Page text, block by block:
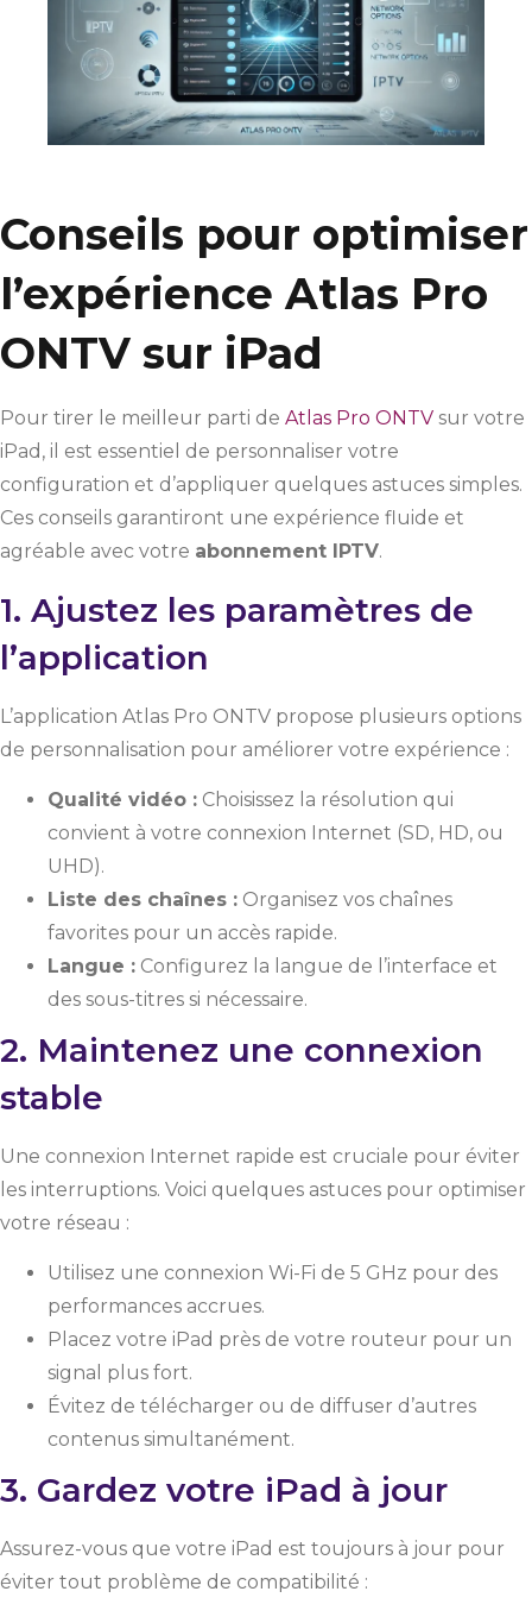
Conseils pour optimiser
l’expérience Atlas Pro
ONTV sur iPad
Pour tirer le meilleur parti de Atlas Pro ONTV sur votre
iPad, il est essentiel de personnaliser votre
configuration et d’appliquer quelques astuces simples.
Ces conseils garantiront une expérience fluide et
agréable avec votre abonnement IPTV.
1. Ajustez les paramètres de
l’application
L’application Atlas Pro ONTV propose plusieurs options
de personnalisation pour améliorer votre expérience :
Qualité vidéo : Choisissez la résolution qui
convient à votre connexion Internet (SD, HD, ou
UHD).
Liste des chaînes : Organisez vos chaînes
favorites pour un accès rapide.
Langue : Configurez la langue de l’interface et
des sous-titres si nécessaire.
2. Maintenez une connexion
stable
Une connexion Internet rapide est cruciale pour éviter
les interruptions. Voici quelques astuces pour optimiser
votre réseau :
Utilisez une connexion Wi-Fi de 5 GHz pour des
performances accrues.
Placez votre iPad près de votre routeur pour un
signal plus fort.
Évitez de télécharger ou de diffuser d’autres
contenus simultanément.
3. Gardez votre iPad à jour
Assurez-vous que votre iPad est toujours à jour pour
éviter tout problème de compatibilité :